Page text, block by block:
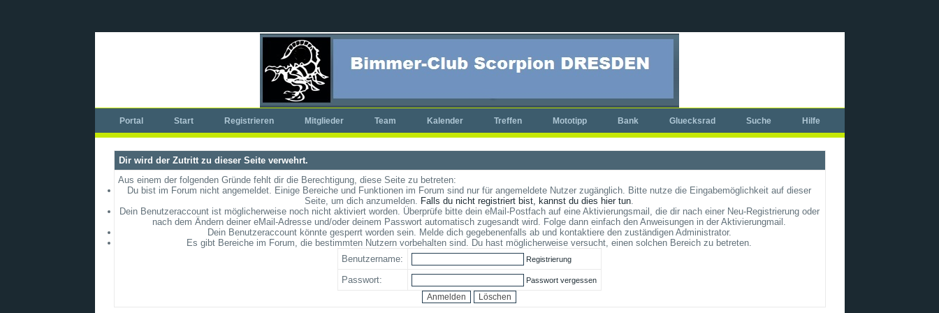
Portal Start Registrieren Mitglieder Team Kalender Treffen Mototipp Bank Gluecksrad Suche Hilfe
Dir wird der Zutritt zu dieser Seite verwehrt.
Aus einem der folgenden Gründe fehlt dir die Berechtigung, diese Seite zu betreten:
Du bist im Forum nicht angemeldet. Einige Bereiche und Funktionen im Forum sind nur für angemeldete Nutzer zugänglich. Bitte nutze die Eingabemöglichkeit auf dieser
Seite, um dich anzumelden. Falls du nicht registriert bist, kannst du dies hier tun.
Dein Benutzeraccount ist möglicherweise noch nicht aktiviert worden. Überprüfe bitte dein eMail-Postfach auf eine Aktivierungsmail, die dir nach einer Neu-Registrierung oder
nach dem Ändern deiner eMail-Adresse und/oder deinem Passwort automatisch zugesandt wird. Folge dann einfach den Anweisungen in der Aktivierungmail.
Dein Benutzeraccount könnte gesperrt worden sein. Melde dich gegebenenfalls ab und kontaktiere den zuständigen Administrator.
Es gibt Bereiche im Forum, die bestimmten Nutzern vorbehalten sind. Du hast möglicherweise versucht, einen solchen Bereich zu betreten.
Benutzername:
Registrierung
Passwort: Passwort vergessen